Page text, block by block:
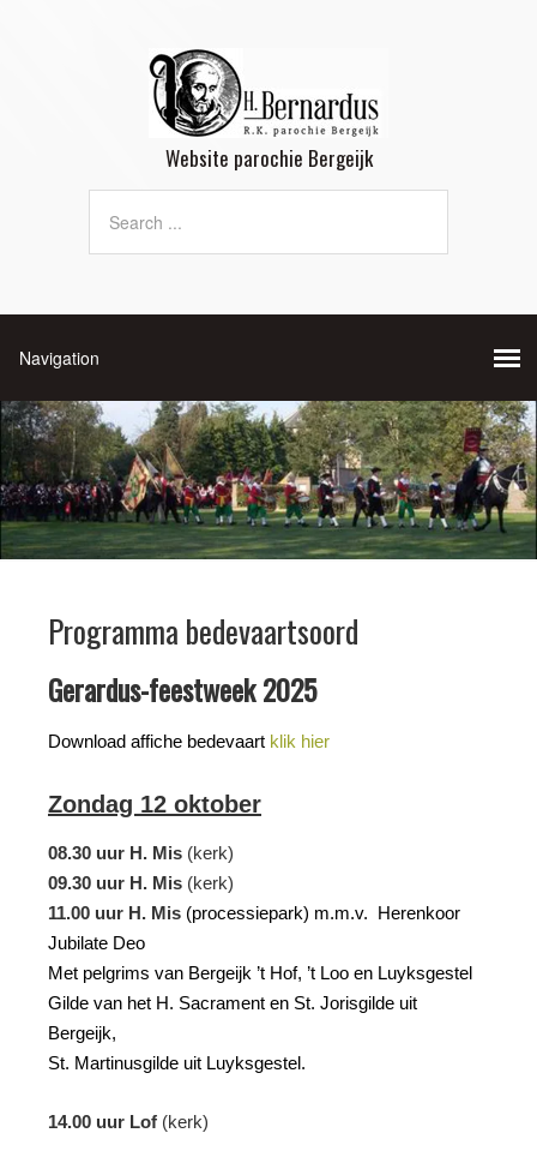
Website parochie Bergeijk
Programma bedevaartsoord
Gerardus-feestweek 2025
Download affiche bedevaart klik hier
Zondag 12 oktober
08.30 uur H. Mis (kerk)
09.30 uur H. Mis (kerk)
11.00 uur H. Mis (processiepark) m.m.v. Herenkoor
Jubilate Deo
Met pelgrims van Bergeijk ’t Hof, ’t Loo en Luyksgestel
Gilde van het H. Sacrament en St. Jorisgilde uit
Bergeijk,
St. Martinusgilde uit Luyksgestel.
14.00 uur Lof (kerk)